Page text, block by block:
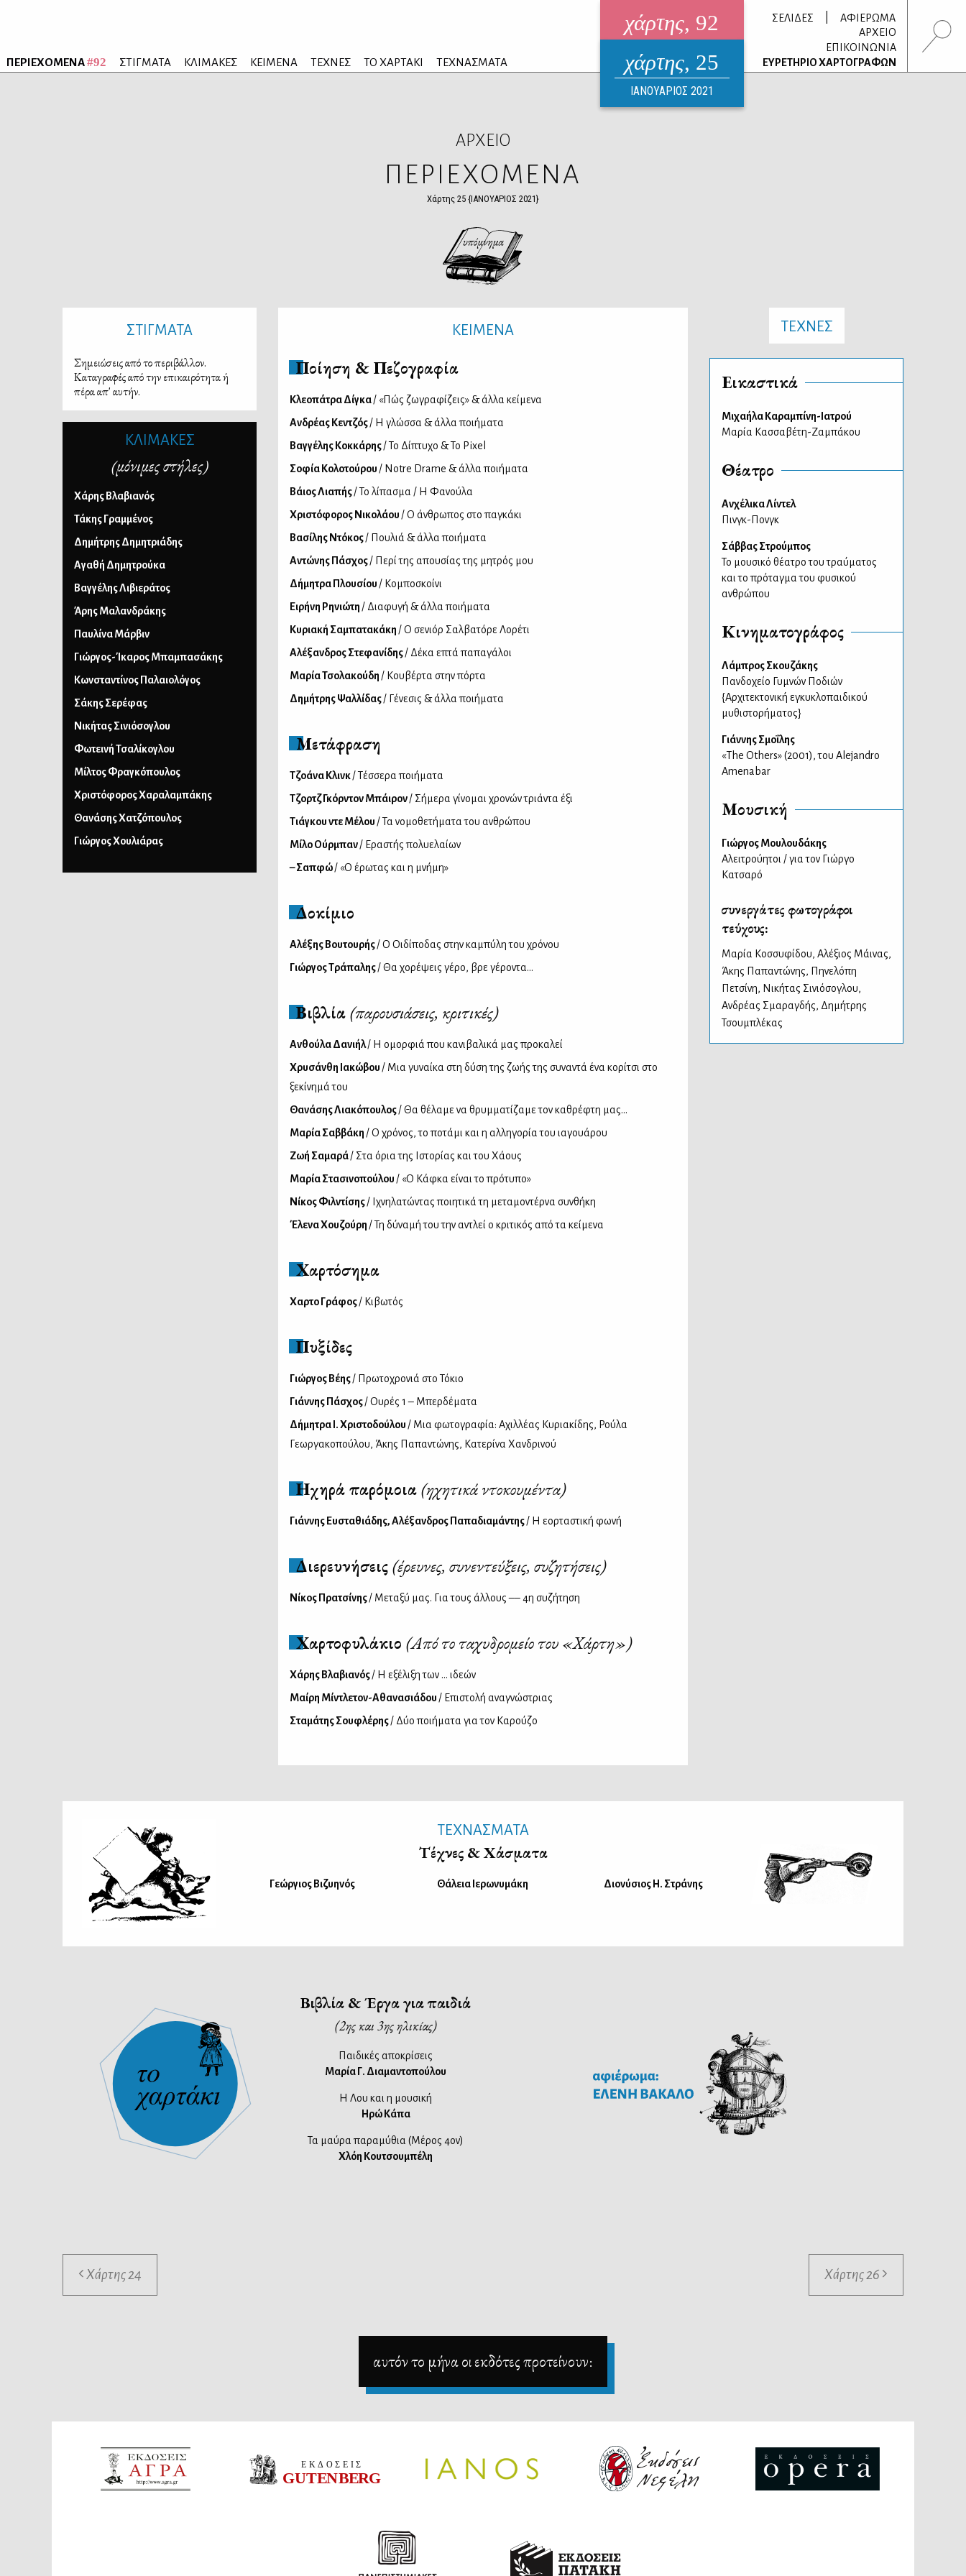
ΠΕΡΙΕΧΟΜΕΝΑ#92 ΣΤΙΓΜΑΤΑ ΚΛΙΜΑΚΕΣ ΚΕΙΜΕΝΑ ΤΕΧΝΕΣ ΤΟ ΧΑΡΤΑΚΙ ΤΕΧΝΑΣΜΑΤΑ
χάρτης, 92
ηλεκτρονικό περιοδικό
ΑΥΓΟΥΣΤΟΣ 2026
χάρτης, 25
ΙΑΝΟΥΑΡΙΟΣ 2021
ΣΕΛΙΔΕΣ
ΑΦΙΕΡΩΜΑ
ΑΡΧΕΙΟ
ΕΠΙΚΟΙΝΩΝΙΑ
ΕΥΡΕΤΗΡΙΟ ΧΑΡΤΟΓΡΑΦΩΝ
ΑΡΧΕΙΟ
ΠΕΡΙΕΧΟΜΕΝΑ
Χάρτης 25 {ΙΑΝΟΥΑΡΙΟΣ 2021}
ΣΤΙΓΜΑΤΑ
Σημειώσεις από το περιβάλλον.
Καταγραφές από την επικαιρότητα ή
πέρα απ' αυτήν.
ΚΛΙΜΑΚΕΣ
(μόνιμες στήλες)
Χάρης Βλαβιανός
Τάκης Γραμμένος
Δημήτρης Δημητριάδης
Αγαθή Δημητρούκα
Βαγγέλης Λιβιεράτος
Άρης Μαλανδράκης
Παυλίνα Μάρβιν
Γιώργος-Ίκαρος Μπαμπασάκης
Κωνσταντίνος Παλαιολόγος
Σάκης Σερέφας
Νικήτας Σινιόσογλου
Φωτεινή Τσαλίκογλου
Μίλτος Φραγκόπουλος
Χριστόφορος Χαραλαμπάκης
Θανάσης Χατζόπουλος
Γιώργος Χουλιάρας
ΚΕΙΜΕΝΑ
Ποίηση & Πεζογραφία
Κλεοπάτρα Δίγκα/ «Πώς ζωγραφίζεις» & άλλα κείμενα
Ανδρέας Κεντζός/ Η γλώσσα & άλλα ποιήματα
Βαγγέλης Κοκκάρης/ Το Δίπτυχο & Το Pixel
Σοφία Κολοτούρου / Notre Drame & άλλα ποιήματα
Βάιος Λιαπής/ Το λίπασμα / Η Φανούλα
Χριστόφορος Νικολάου / Ο άνθρωπος στο παγκάκι
Βασίλης Ντόκος/ Πουλιά & άλλα ποιήματα
Αντώνης Πάσχος/ Περί της απουσίας της μητρός μου
Δήμητρα Πλουσίου / Κομποσκοίνι
Ειρήνη Ρηνιώτη / Διαφυγή & άλλα ποιήματα
Κυριακή Σαμπατακάκη / Ο σενιόρ Σαλβατόρε Λορέτι
Αλέξανδρος Στεφανίδης/ Δέκα επτά παπαγάλοι
Μαρία Τσολακούδη / Κουβέρτα στην πόρτα
Δημήτρης Ψαλλίδας/ Γένεσις & άλλα ποιήματα
Μετάφραση
Τζοάνα Κλινκ/ Τέσσερα ποιήματα
Τζορτζ Γκόρντον Μπάιρον/ Σήμερα γίνομαι χρονών τριάντα έξι
Τιάγκου ντε Μέλου / Τα νομοθετήματα του ανθρώπου
Μίλο Ούρμπαν/ Εραστής πολυελαίων
– Σαπφώ/ «Ο έρωτας και η μνήμη»
Δοκίμιο
Αλέξης Βουτουρής/ Ο Οιδίποδας στην καμπύλη του χρόνου
Γιώργος Τράπαλης/ Θα χορέψεις γέρο, βρε γέροντα…
Βιβλία(παρουσιάσεις, κριτικές)
Ανθούλα Δανιήλ/ Η ομορφιά που κανιβαλικά μας προκαλεί
Χρυσάνθη Ιακώβου / Μια γυναίκα στη δύση της ζωής της συναντά ένα κορίτσι στο
ξεκίνημά του
Θανάσης Λιακόπουλος/ Θα θέλαμε να θρυμματίζαμε τον καθρέφτη μας...
Μαρία Σαββάκη / Ο χρόνος, το ποτάμι και η αλληγορία του ιαγουάρου
Ζωή Σαμαρά/ Στα όρια της Ιστορίας και του Χάους
Μαρία Στασινοπούλου / «Ο Κάφκα είναι το πρότυπο»
Νίκος Φιλντίσης/ Ιχνηλατώντας ποιητικά τη μεταμοντέρνα συνθήκη
Έλενα Χουζούρη / Τη δύναμή του την αντλεί ο κριτικός από τα κείμενα
Χαρτόσημα
Χαρτο Γράφος/ Κιβωτός
Πυξίδες
Γιώργος Βέης/ Πρωτοχρονιά στο Τόκιο
Γιάννης Πάσχος/ Oυρές 1 – Mπερδέματα
Δήμητρα Ι. Χριστοδούλου / Μια φωτογραφία: Αχιλλέας Κυριακίδης, Ρούλα
Γεωργακοπούλου, Άκης Παπαντώνης, Κατερίνα Χανδρινού
Ηχηρά παρόμοια(ηχητικά ντοκουμέντα)
Γιάννης Ευσταθιάδης, Αλέξανδρος Παπαδιαμάντης/ H εoρταστική φωνή
Διερευνήσεις(έρευνες, συνεντεύξεις, συζητήσεις)
Νίκος Πρατσίνης/ Μεταξύ μας. Για τους άλλους –– 4η συζήτηση
Χαρτοφυλάκιο (Από το ταχυδρομείο του «Χάρτη»)
Χάρης Βλαβιανός/ Η εξέλιξη των ... ιδεών
Μαίρη Μίντλετον-Αθανασιάδου / Επιστολή αναγνώστριας
Σταμάτης Σουφλέρης/ Δύο ποιήματα για τον Καρούζο
ΤΕΧΝΕΣ
Εικαστικά
Μιχαήλα Καραμπίνη-Ιατρού
Μαρία Κασσαβέτη-Ζαμπάκου
Θέατρο
Ανχέλικα Λίντελ
Πινγκ-Πονγκ
Σάββας Στρούμπος
Το μουσικό θέατρο του τραύματος
και το πρόταγμα του φυσικού
ανθρώπου
Κινηματογράφος
Λάμπρος Σκουζάκης
Πανδοχείο Γυμνών Ποδιών
{Αρχιτεκτονική εγκυκλοπαιδικού
μυθιστορήματος}
Γιάννης Σμοΐλης
«The Others» (2001), του Alejandro
Amenabar
Μουσική
Γιώργος Μουλουδάκης
Αλειτρούητοι / για τον Γιώργο
Κατσαρό
συνεργάτες φωτογράφοι
τεύχους:
Μαρία Κοσσυφίδου, Αλέξιος Μάινας,
Άκης Παπαντώνης, Πηνελόπη
Πετσίνη, Νικήτας Σινιόσογλου,
Ανδρέας Σμαραγδής, Δημήτρης
Τσουμπλέκας
ΤΕΧΝΑΣΜΑΤΑ
Τέχνες & Χάσματα
Γεώργιος Βιζυηνός Θάλεια Ιερωνυμάκη Διονύσιος Η. Στράνης
Βιβλία & Έργα για παιδιά
(2ης και 3ης ηλικίας)
Παιδικές αποκρίσεις
Μαρία Γ. Διαμαντοπούλου
Η Λου και η μουσική
Ηρώ Κάπα
Τα μαύρα παραμύθια (Mέρος 4ον)
Χλόη Κουτσουμπέλη
Χάρτης 24 Χάρτης 26
αυτόν το μήνα οι εκδότες προτείνουν: